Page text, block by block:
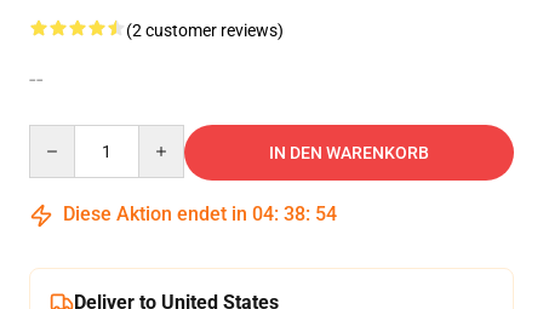
(2 customer reviews)
--
IN DEN WARENKORB
Diese Aktion endet in 04: 38: 53
Deliver to United States